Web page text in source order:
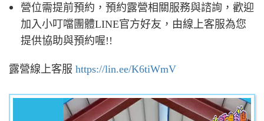
營位需提前預約，預約露營相關服務與諮詢，歡迎
加入小叮噹團體LINE官方好友，由線上客服為您
提供協助與預約喔!!
露營線上客服 https://lin.ee/K6tiWmV